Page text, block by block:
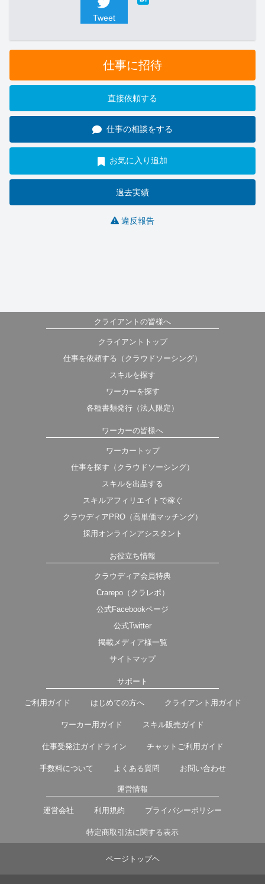
Tweet
仕事に招待
直接依頼する
仕事の相談をする
お気に入り追加
過去実績
違反報告
クライアントの皆様へ
クライアントトップ
仕事を依頼する（クラウドソーシング）
スキルを探す
ワーカーを探す
各種書類発行（法人限定）
ワーカーの皆様へ
ワーカートップ
仕事を探す（クラウドソーシング）
スキルを出品する
スキルアフィリエイトで稼ぐ
クラウディアPRO（高単価マッチング）
採用オンラインアシスタント
お役立ち情報
クラウディア会員特典
Crarepo（クラレポ）
公式Facebookページ
公式Twitter
掲載メディア様一覧
サイトマップ
サポート
ご利用ガイド はじめての方へ クライアント用ガイド
ワーカー用ガイド スキル販売ガイド
仕事受発注ガイドライン チャットご利用ガイド
手数料について よくある質問 お問い合わせ
運営情報
運営会社 利用規約 プライバシーポリシー
特定商取引法に関する表示
ページトップヘ